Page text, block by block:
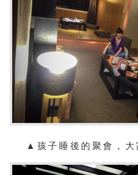
▲孩子睡後的聚會，大